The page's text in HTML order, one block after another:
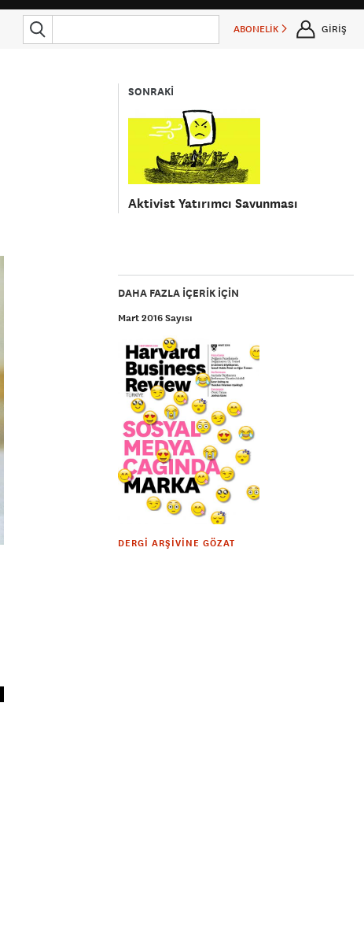
ABONELİK GİRİŞ
SONRAKİ
Aktivist Yatırımcı Savunması
DAHA FAZLA IÇERIK IÇIN
Mart 2016 Sayısı
DERGI ARŞIVINE GÖZAT